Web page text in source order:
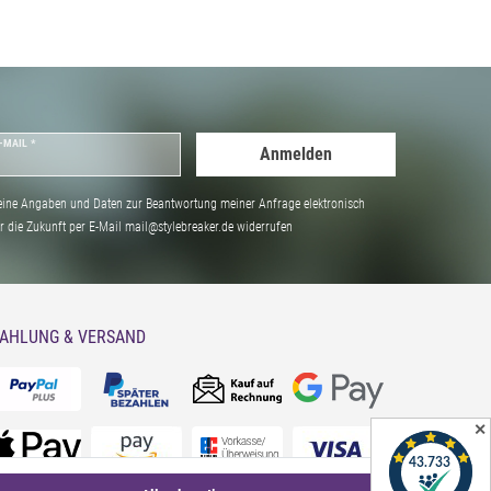
MAIL *
Anmelden
Angaben und Daten zur Beantwortung meiner Anfrage elektronisch
Zukunft per E-Mail mail@stylebreaker.de widerrufen
& VERSAND
✕